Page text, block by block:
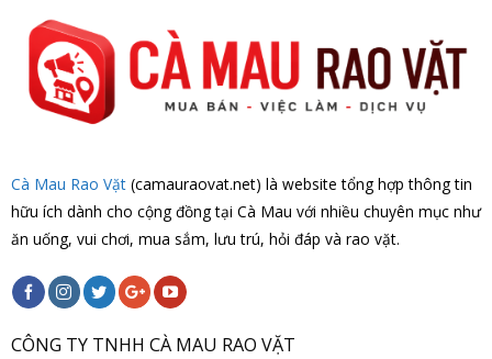
Cà Mau Rao Vặt (camauraovat.net) là website tổng hợp thông tin
hữu ích dành cho cộng đồng tại Cà Mau với nhiều chuyên mục như
ăn uống, vui chơi, mua sắm, lưu trú, hỏi đáp và rao vặt.
CÔNG TY TNHH CÀ MAU RAO VẶT